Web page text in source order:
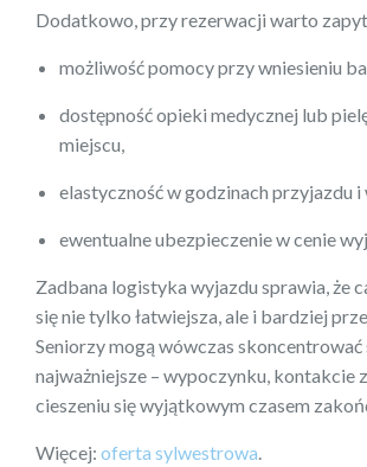
Dodatkowo, przy rezerwacji warto
możliwość pomocy przy wniesieniu
dostępność opieki medycznej lub
miejscu,
elastyczność w godzinach przyjazdu i
ewentualne ubezpieczenie w cenie
Zadbana logistyka wyjazdu sprawia, że
się nie tylko łatwiejsza, ale i bardziej
Seniorzy mogą wówczas skoncentrować
najważniejsze – wypoczynku, kontakcie
cieszeniu się wyjątkowym czasem
Więcej: oferta sylwestrowa